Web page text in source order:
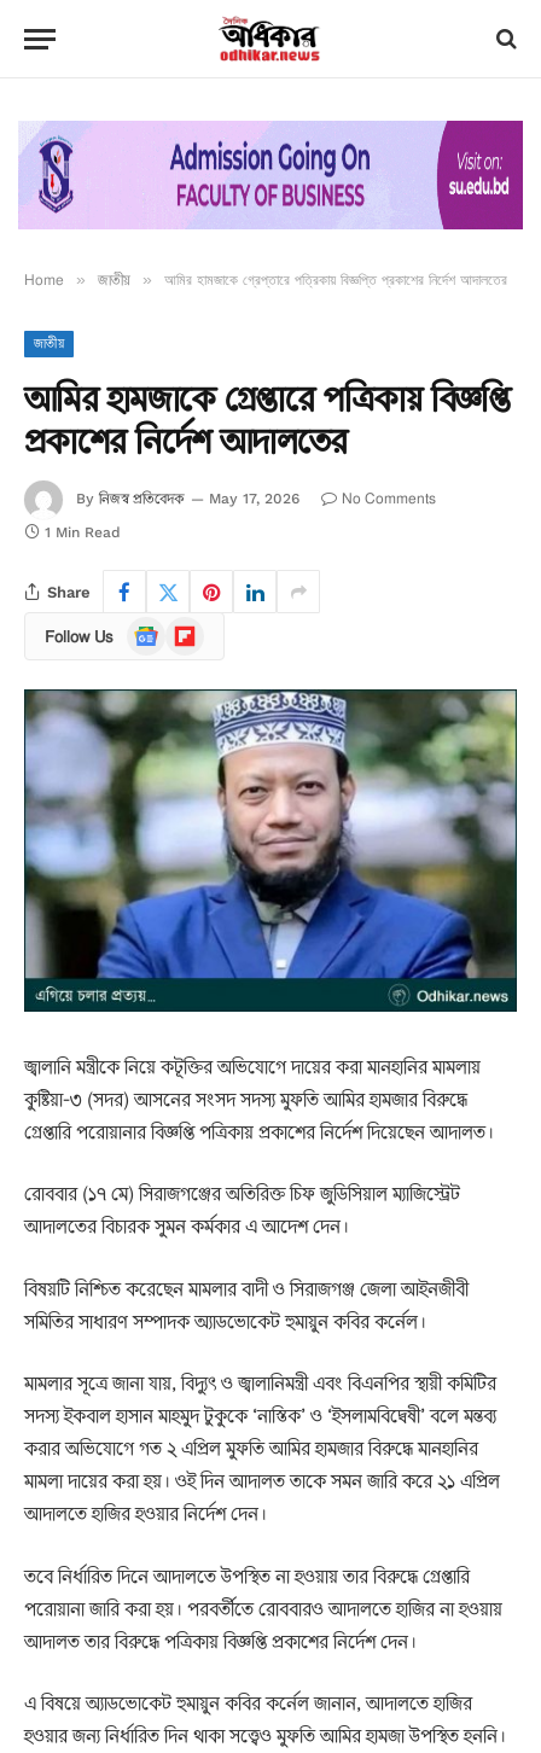
Home » জাতীয় » আমির হামজাকে গ্রেপ্তারে পত্রিকায় বিজ্ঞপ্তি প্রকাশের নির্দেশ আদালতের
জাতীয়
আমির হামজাকে গ্রেপ্তারে পত্রিকায় বিজ্ঞপ্তি
প্রকাশের নির্দেশ আদালতের
By নিজস্ব প্রতিবেদক May 17, 2026 No Comments
1 Min Read
Share
Follow Us
Google
News
Flipboard
জ্বালানি মন্ত্রীকে নিয়ে কটূক্তির অভিযোগে দায়ের করা মানহানির মামলায়
কুষ্টিয়া-৩ (সদর) আসনের সংসদ সদস্য মুফতি আমির হামজার বিরুদ্ধে
গ্রেপ্তারি পরোয়ানার বিজ্ঞপ্তি পত্রিকায় প্রকাশের নির্দেশ দিয়েছেন আদালত।
রোববার (১৭ মে) সিরাজগঞ্জের অতিরিক্ত চিফ জুডিসিয়াল ম্যাজিস্ট্রেট
আদালতের বিচারক সুমন কর্মকার এ আদেশ দেন।
বিষয়টি নিশ্চিত করেছেন মামলার বাদী ও সিরাজগঞ্জ জেলা আইনজীবী
সমিতির সাধারণ সম্পাদক অ্যাডভোকেট হুমায়ুন কবির কর্নেল।
মামলার সূত্রে জানা যায়, বিদ্যুৎ ও জ্বালানিমন্ত্রী এবং বিএনপির স্থায়ী কমিটির
সদস্য ইকবাল হাসান মাহমুদ টুকুকে ‘নাস্তিক’ ও ‘ইসলামবিদ্বেষী’ বলে মন্তব্য
করার অভিযোগে গত ২ এপ্রিল মুফতি আমির হামজার বিরুদ্ধে মানহানির
মামলা দায়ের করা হয়। ওই দিন আদালত তাকে সমন জারি করে ২১ এপ্রিল
আদালতে হাজির হওয়ার নির্দেশ দেন।
তবে নির্ধারিত দিনে আদালতে উপস্থিত না হওয়ায় তার বিরুদ্ধে গ্রেপ্তারি
পরোয়ানা জারি করা হয়। পরবর্তীতে রোববারও আদালতে হাজির না হওয়ায়
আদালত তার বিরুদ্ধে পত্রিকায় বিজ্ঞপ্তি প্রকাশের নির্দেশ দেন।
এ বিষয়ে অ্যাডভোকেট হুমায়ুন কবির কর্নেল জানান, আদালতে হাজির
হওয়ার জন্য নির্ধারিত দিন থাকা সত্ত্বেও মুফতি আমির হামজা উপস্থিত হননি।